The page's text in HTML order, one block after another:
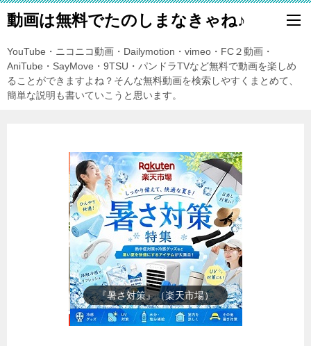
動画は無料でたのしまなきゃね♪
YouTube・ニコニコ動画・Dailymotion・vimeo・FC２動画・
AniTube・SayMove・9TSU・パンドラTVなど無料で動画を楽しめ
ることができますよね？そんな無料動画を検索しやすくまとめて、
簡単な説明も書いていこうと思います。
『楽天市場』売れ筋ランキング